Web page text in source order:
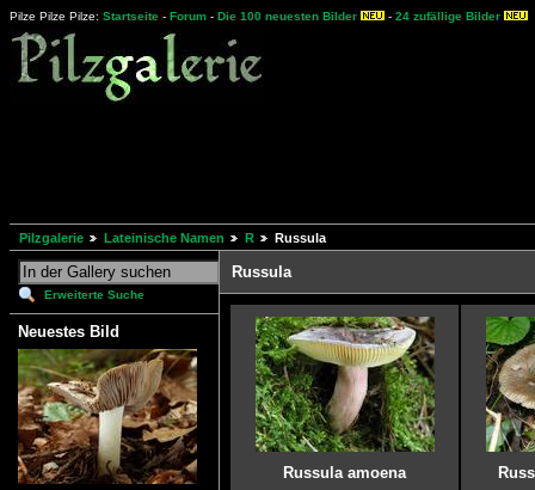
Pilze Pilze Pilze: Startseite - Forum - Die 100 neuesten Bilder - 24 zufällige Bilder
Pilzgalerie Lateinische Namen R Russula
Erweiterte Suche
Neuestes Bild
Russula
Russula amoena